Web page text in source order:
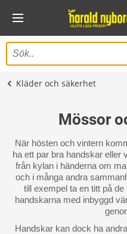
Kläder och säkerhet
Mössor
När hösten och vintern
ha ett par bra handskar eller
från kylan i händerna om
och i många andra
till exempel ta en titt på
handskarna med inbyggd
Handskar kan dock ha